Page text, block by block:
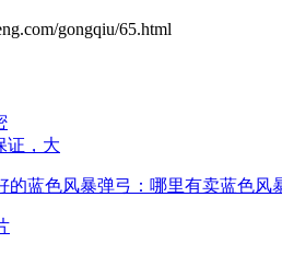
gongqiu/65.html
证，大
蓝色风暴弹弓：哪里有卖蓝色风